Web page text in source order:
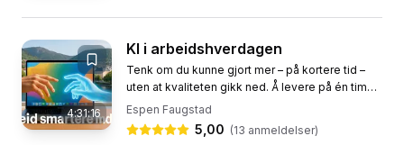
4:31:16
KI i arbeidshverdagen
Tenk om du kunne gjort mer – på kortere tid –
uten at kvaliteten gikk ned. Å levere på én time
det andre bruker en hel dag på? Det er akkurat
det du lærer i...
Espen Faugstad
5,00 (13 anmeldelser)